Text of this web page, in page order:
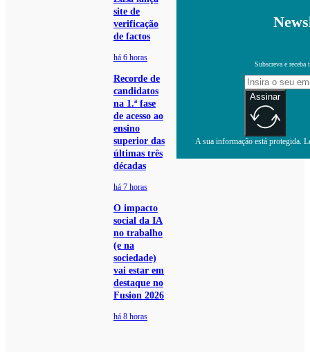
site de
verificação
de factos
há 6 horas
Recorde de
candidatos
na 1.ª fase
de acesso ao
ensino
superior das
últimas três
décadas
há 7 horas
O impacto
social da IA
no trabalho
(e na
sociedade)
vai estar em
destaque no
Fusion 2026
há 8 horas
Subscreva e receba
Assinar
A sua informação está protegida.